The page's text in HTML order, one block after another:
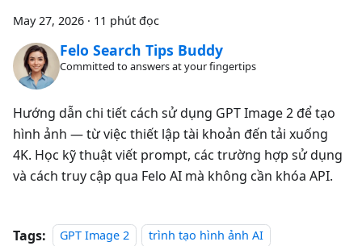
May 27, 2026 · 11 phút đọc
Felo Search Tips Buddy
Committed to answers at your fingertips
Hướng dẫn chi tiết cách sử dụng GPT Image 2 để tạo
hình ảnh — từ việc thiết lập tài khoản đến tải xuống
4K. Học kỹ thuật viết prompt, các trường hợp sử dụng
và cách truy cập qua Felo AI mà không cần khóa API.
Tags: GPT Image 2
trình tạo hình ảnh AI